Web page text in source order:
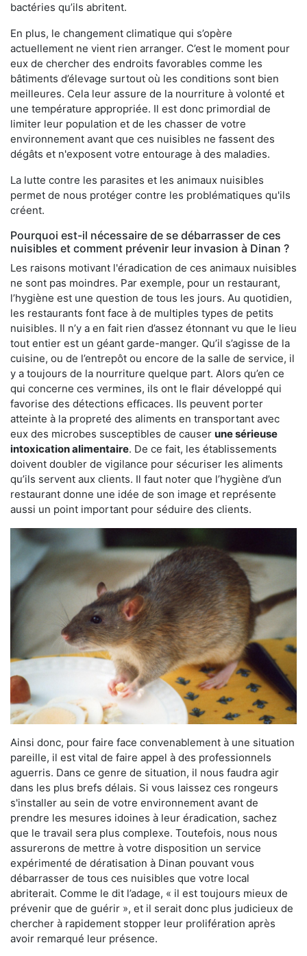
bactéries qu’ils abritent.
En plus, le changement climatique qui s’opère
actuellement ne vient rien arranger. C’est le moment pour
eux de chercher des endroits favorables comme les
bâtiments d’élevage surtout où les conditions sont bien
meilleures. Cela leur assure de la nourriture à volonté et
une température appropriée. Il est donc primordial de
limiter leur population et de les chasser de votre
environnement avant que ces nuisibles ne fassent des
dégâts et n'exposent votre entourage à des maladies.
La lutte contre les parasites et les animaux nuisibles
permet de nous protéger contre les problématiques qu'ils
créent.
Pourquoi est-il nécessaire de se débarrasser de ces
nuisibles et comment prévenir leur invasion à Dinan ?
Les raisons motivant l'éradication de ces animaux nuisibles
ne sont pas moindres. Par exemple, pour un restaurant,
l’hygiène est une question de tous les jours. Au quotidien,
les restaurants font face à de multiples types de petits
nuisibles. Il n’y a en fait rien d’assez étonnant vu que le lieu
tout entier est un géant garde-manger. Qu’il s’agisse de la
cuisine, ou de l’entrepôt ou encore de la salle de service, il
y a toujours de la nourriture quelque part. Alors qu’en ce
qui concerne ces vermines, ils ont le flair développé qui
favorise des détections efficaces. Ils peuvent porter
atteinte à la propreté des aliments en transportant avec
eux des microbes susceptibles de causer une sérieuse
intoxication alimentaire. De ce fait, les établissements
doivent doubler de vigilance pour sécuriser les aliments
qu’ils servent aux clients. Il faut noter que l’hygiène d’un
restaurant donne une idée de son image et représente
aussi un point important pour séduire des clients.
Ainsi donc, pour faire face convenablement à une situation
pareille, il est vital de faire appel à des professionnels
aguerris. Dans ce genre de situation, il nous faudra agir
dans les plus brefs délais. Si vous laissez ces rongeurs
s'installer au sein de votre environnement avant de
prendre les mesures idoines à leur éradication, sachez
que le travail sera plus complexe. Toutefois, nous nous
assurerons de mettre à votre disposition un service
expérimenté de dératisation à Dinan pouvant vous
débarrasser de tous ces nuisibles que votre local
abriterait. Comme le dit l’adage, « il est toujours mieux de
prévenir que de guérir », et il serait donc plus judicieux de
chercher à rapidement stopper leur prolifération après
avoir remarqué leur présence.